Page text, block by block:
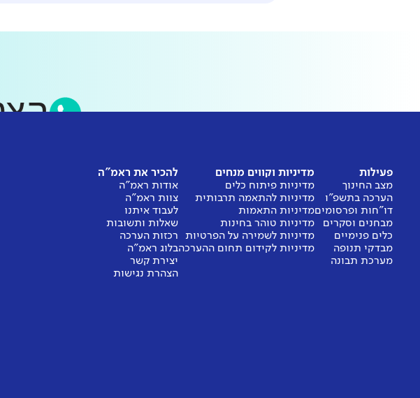
פעילות
מצב החינוך
הערכה בתשפ"ו
דו"חות ופרסומים
מבחנים וסקרים
כלים פנימיים
מבדקי תנופה
מערכת תבונה
מדיניות וקווים מנחים
מדיניות פיתוח כלים
מדיניות להתאמה תרבותית
מדיניות התאמות
מדיניות טוהר בחינות
מדיניות לשמירה על הפרטיות
מדיניות לקידום תחום ההערכה
להכיר את ראמ"ה
אודות ראמ"ה
צוות ראמ"ה
לעבוד איתנו
שאלות ותשובות
רכזות הערכה
בלוג ראמ"ה
יצירת קשר
הצהרת נגישות